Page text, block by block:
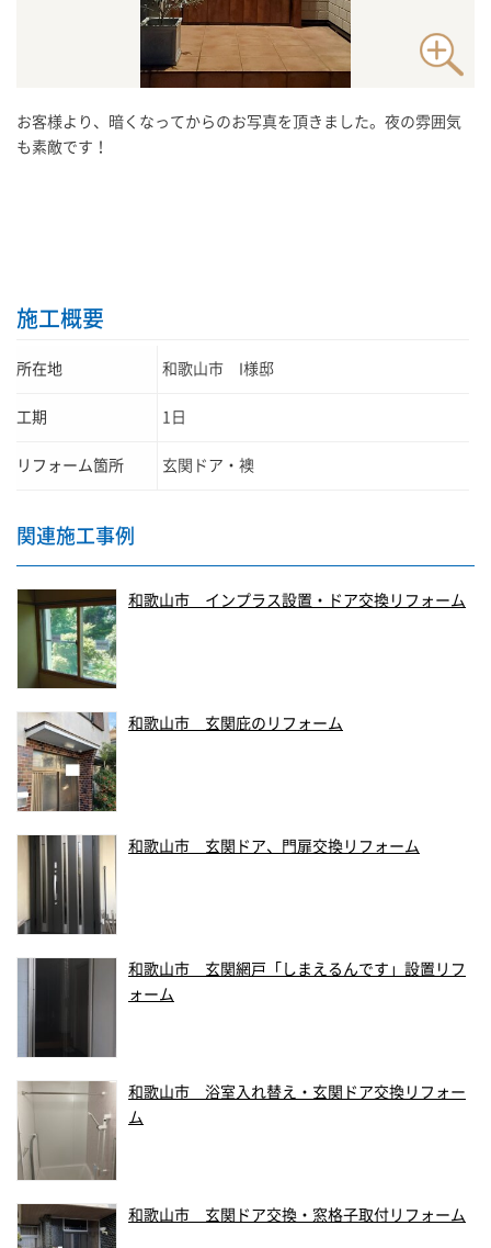
お客様より、暗くなってからのお写真を頂きました。夜の雰囲気
も素敵です！
施工概要
所在地 和歌山市 I様邸
工期 1日
リフォーム箇所 玄関ドア・襖
関連施工事例
和歌山市 インプラス設置・ドア交換リフォーム
和歌山市 玄関庇のリフォーム
和歌山市 玄関ドア、門扉交換リフォーム
和歌山市 玄関網戸「しまえるんです」設置リフ
ォーム
和歌山市 浴室入れ替え・玄関ドア交換リフォー
ム
和歌山市 玄関ドア交換・窓格子取付リフォーム